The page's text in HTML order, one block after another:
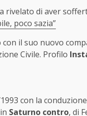
rivelato di aver
poco sazia”
il suo nuovo
Civile. Profilo
con la
Saturno contro, di